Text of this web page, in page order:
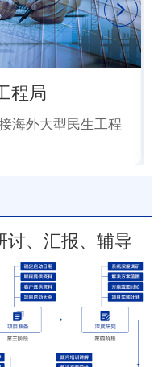
程局
海外大型民生工程
讨、汇报、辅导